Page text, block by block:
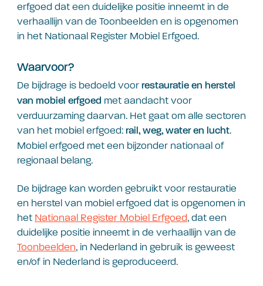
erfgoed dat een duidelijke positie inneemt in de
verhaallijn van de Toonbeelden en is opgenomen
in het Nationaal Register Mobiel Erfgoed.
Waarvoor?
De bijdrage is bedoeld voor restauratie en herstel
van mobiel erfgoed met aandacht voor
verduurzaming daarvan. Het gaat om alle sectoren
van het mobiel erfgoed: rail, weg, water en lucht.
Mobiel erfgoed met een bijzonder nationaal of
regionaal belang.
De bijdrage kan worden gebruikt voor restauratie
en herstel van mobiel erfgoed dat is opgenomen in
het Nationaal Register Mobiel Erfgoed, dat een
duidelijke positie inneemt in de verhaallijn van de
Toonbeelden, in Nederland in gebruik is geweest
en/of in Nederland is geproduceerd.